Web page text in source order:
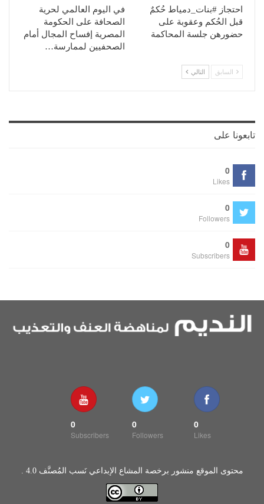
احتجاز #بنات_دمياط حُكمٌ
قبل الحُكم وعقوبة على
حضورهن جلسة المحاكمة
في اليوم العالمي لحرية
الصحافة على الحكومة
المصرية إفساح المجال أمام
الصحفيين لممارسة…
السابق التالي
تابعونا على
0
Likes
0
Followers
0
Subscribers
0
Likes
0
Followers
0
Subscribers
محتوى الموقع منشور برخصة المشاع الإبداعي نَسب المُصنَّف 4.0 .